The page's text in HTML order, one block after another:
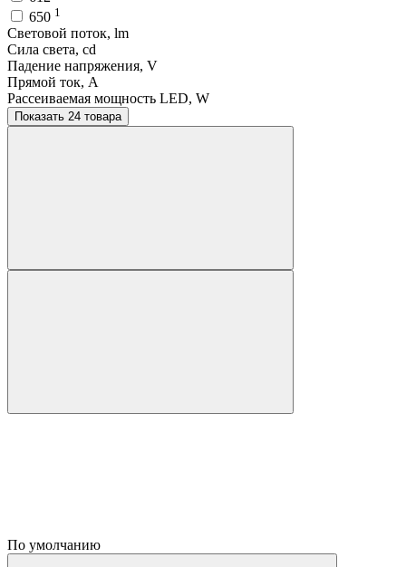
650 1
Световой поток, lm
Сила света, cd
Падение напряжения, V
Прямой ток, A
Рассеиваемая мощность LED, W
Показать 24 товара
По умолчанию